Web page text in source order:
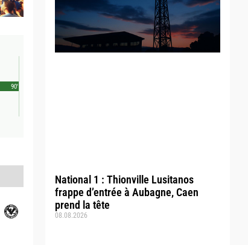
National 1 : Thionville Lusitanos
frappe d’entrée à Aubagne, Caen
prend la tête
08.08.2026
90'